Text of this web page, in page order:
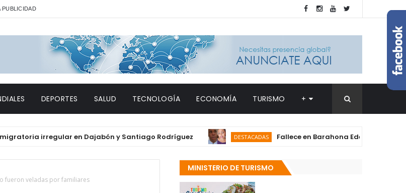
PUBLICIDAD
DEPORTES SALUD TECNOLOGÍA ECONOMÍA TURISMO +
irregular en Dajabón y Santiago Rodríguez DESTACADAS Fallece en Barahona Edermira Cuevas,
fueron veladas por familiares
MINISTERIO DE TURISMO